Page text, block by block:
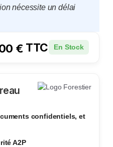
nécessite un délai
€ TTC En Stock
confidentiels, et
A2P